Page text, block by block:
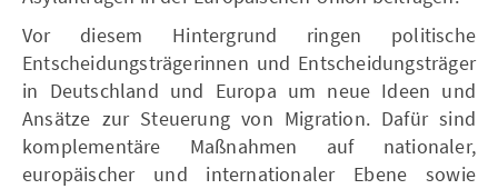
Vor diesem Hintergrund ringen politische
Entscheidungsträgerinnen und Entscheidungsträger
in Deutschland und Europa um neue Ideen und
Ansätze zur Steuerung von Migration. Dafür sind
komplementäre Maßnahmen auf nationaler,
europäischer und internationaler Ebene sowie